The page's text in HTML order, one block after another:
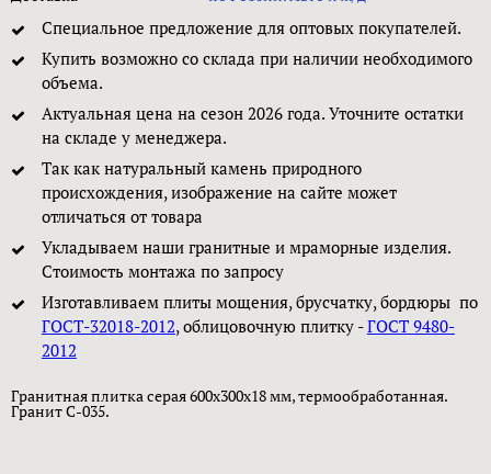
Специальное предложение для оптовых покупателей.
Купить возможно со склада при наличии необходимого
объема.
Актуальная цена на сезон 2026 года. Уточните остатки
на складе у менеджера.
Так как натуральный камень природного
происхождения, изображение на сайте может
отличаться от товара
Укладываем наши гранитные и мраморные изделия.
Стоимость монтажа по запросу
Изготавливаем плиты мощения, брусчатку, бордюры по
ГОСТ-32018-2012, облицовочную плитку -ГОСТ 9480-
2012
Гранитная плитка серая 600x300x18 мм, термообработанная.
Гранит C-035.